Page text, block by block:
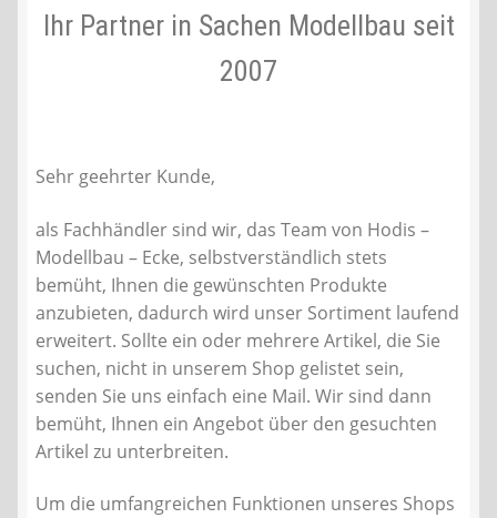
Batterien- und Akku Verordnung
Öle- und Schmierstoff Verordnung
Vereine & Foren
Kontakt
AGB
Widerrufsbelehrung
Ihr Partner in Sachen Modellbau seit
2007
Sehr geehrter Kunde,
als Fachhändler sind wir, das Team von Hodis –
Modellbau – Ecke, selbstverständlich stets
bemüht, Ihnen die gewünschten Produkte
anzubieten, dadurch wird unser Sortiment laufend
erweitert. Sollte ein oder mehrere Artikel, die Sie
suchen, nicht in unserem Shop gelistet sein,
senden Sie uns einfach eine Mail. Wir sind dann
bemüht, Ihnen ein Angebot über den gesuchten
Artikel zu unterbreiten.
Um die umfangreichen Funktionen unseres Shops